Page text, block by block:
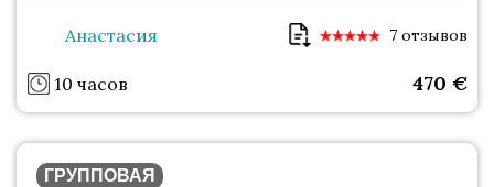
Анастасия 7 отзывов
10 часов 470 €
ГРУППОВАЯ